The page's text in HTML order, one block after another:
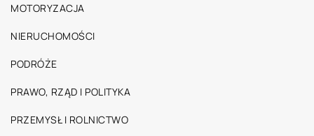
MOTORYZACJA
NIERUCHOMOŚCI
PODRÓŻE
PRAWO, RZĄD I POLITYKA
PRZEMYSŁ I ROLNICTWO